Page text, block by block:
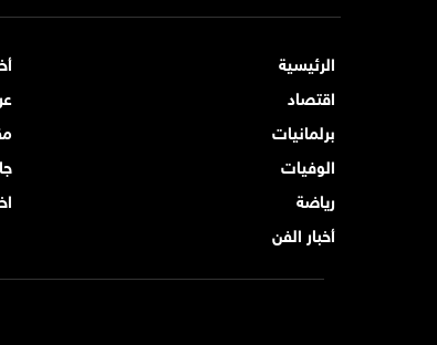
الرئيسية
اقتصاد
برلمانيات
الوفيات
رياضة
أخبار الفن